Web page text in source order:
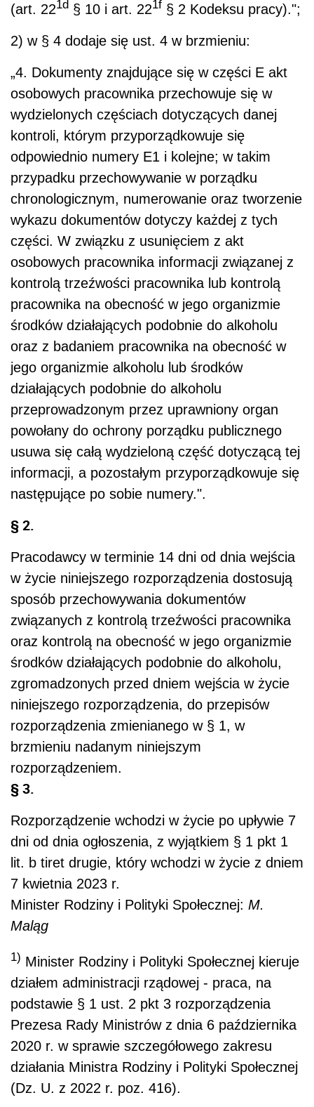
(art. 221d § 10 i art. 221f § 2 Kodeksu pracy).";
2) w § 4 dodaje się ust. 4 w brzmieniu:
„4. Dokumenty znajdujące się w części E akt
osobowych pracownika przechowuje się w
wydzielonych częściach dotyczących danej
kontroli, którym przyporządkowuje się
odpowiednio numery E1 i kolejne; w takim
przypadku przechowywanie w porządku
chronologicznym, numerowanie oraz tworzenie
wykazu dokumentów dotyczy każdej z tych
części. W związku z usunięciem z akt
osobowych pracownika informacji związanej z
kontrolą trzeźwości pracownika lub kontrolą
pracownika na obecność w jego organizmie
środków działających podobnie do alkoholu
oraz z badaniem pracownika na obecność w
jego organizmie alkoholu lub środków
działających podobnie do alkoholu
przeprowadzonym przez uprawniony organ
powołany do ochrony porządku publicznego
usuwa się całą wydzieloną część dotyczącą tej
informacji, a pozostałym przyporządkowuje się
następujące po sobie numery.".
§ 2.
Pracodawcy w terminie 14 dni od dnia wejścia
w życie niniejszego rozporządzenia dostosują
sposób przechowywania dokumentów
związanych z kontrolą trzeźwości pracownika
oraz kontrolą na obecność w jego organizmie
środków działających podobnie do alkoholu,
zgromadzonych przed dniem wejścia w życie
niniejszego rozporządzenia, do przepisów
rozporządzenia zmienianego w § 1, w
brzmieniu nadanym niniejszym
rozporządzeniem.
§ 3.
Rozporządzenie wchodzi w życie po upływie 7
dni od dnia ogłoszenia, z wyjątkiem § 1 pkt 1
lit. b tiret drugie, który wchodzi w życie z dniem
7 kwietnia 2023 r.
Minister Rodziny i Polityki Społecznej: M.
Maląg
1) Minister Rodziny i Polityki Społecznej kieruje
działem administracji rządowej - praca, na
podstawie § 1 ust. 2 pkt 3 rozporządzenia
Prezesa Rady Ministrów z dnia 6 października
2020 r. w sprawie szczegółowego zakresu
działania Ministra Rodziny i Polityki Społecznej
(Dz. U. z 2022 r. poz. 416).